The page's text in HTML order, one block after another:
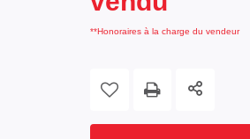
**Honoraires à la charge du vendeur